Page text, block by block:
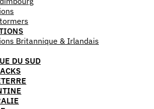
Britannique & Irlandais
DU SUD